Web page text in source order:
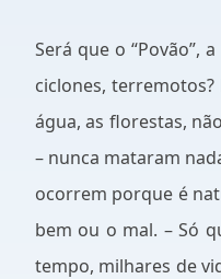
Será que o “Povão”,
ciclones,
água, as florestas,
– nunca mataram
ocorrem porque é
bem ou o mal. – Só
tempo, milhares de